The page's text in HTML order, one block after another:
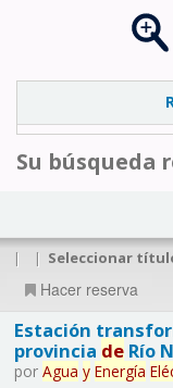
Su búsqueda
| | Seleccionar
Hacer reserva
Estación
provincia deRío
por Agua y Energía